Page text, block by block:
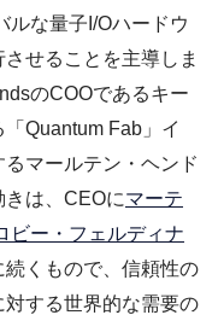
ルな量子I/Oハードウ
せることを主導しま
のCOOであるキー
Quantum Fab」イ
マールテン・ヘンド
は、CEOにマーテ
ビー・フェルディナ
くもので、信頼性の
する世界的な需要の